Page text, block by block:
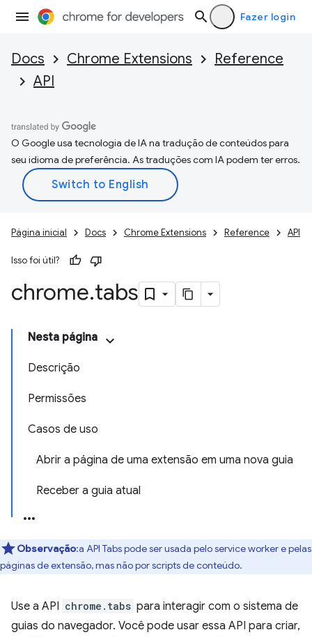
Fazer login
Docs Chrome Extensions
Reference
API
O Google usa tecnologia de IA na tradução de conteúdos para
seu idioma de preferência. As traduções com IA podem ter erros.
Página inicial Docs Chrome Extensions Reference API
Isso foi útil?
chrome.tabs
Nesta página
Descrição
Permissões
Casos de uso
Abrir a página de uma extensão em uma nova guia
Receber a guia atual
Observação:a API Tabs pode ser usada pelo service worker e pelas
páginas de extensão, mas não por scripts de conteúdo.
Use a API chrome.tabs para interagir com o sistema de
guias do navegador. Você pode usar essa API para criar,